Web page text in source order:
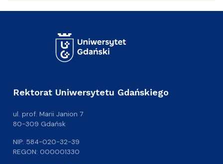
Rektorat Uniwersytetu Gdańskiego
ul. prof. Marii Janion 7
80-309 Gdańsk
NIP: 584-020-32-39
REGON: 000001330